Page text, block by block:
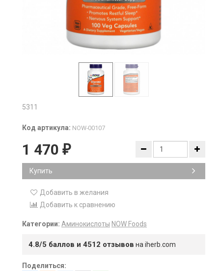
5311
Код артикула: NOW-00107
1 470 ₽
Купить
Добавить в желания
Добавить к сравнению
Категории: Аминокислоты NOW Foods
4.8/5 баллов и 4512 отзывов на iherb.com
Поделиться: